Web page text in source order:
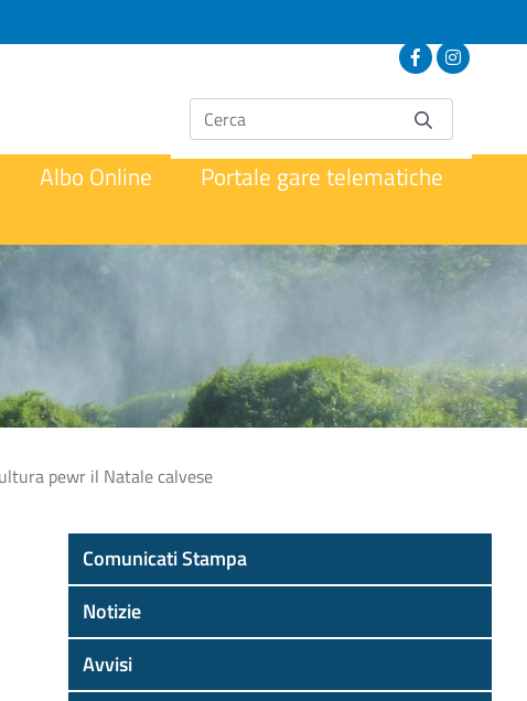
Albo Online
Portale gare telematiche
pewr il Natale calvese
Comunicati Stampa
Notizie
Avvisi